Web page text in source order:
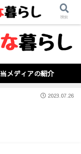
当メディアの紹介
2023.07.26
検索